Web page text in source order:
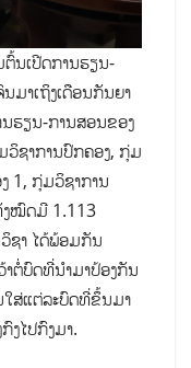
ເປີດການຮຽນ-
ມາເຖິງເດືອນກັນຍາ
ຮຽນ-ການສອນຂອງ
ວິຊາການປົກຄອງ, ກຸ່ມ
1, ກຸ່ມວິຊາການ
ງໝົດມີ 1.113
ຊາ ໄດ້ພ້ອມກັນ
ຕໍ່ບົດທີ່ນໍາມາປ້ອງກັນ
ໃສ່ແຕ່ລະບົດທີ່ຂຶ້ນມາ
ງໄປກົງມາ.